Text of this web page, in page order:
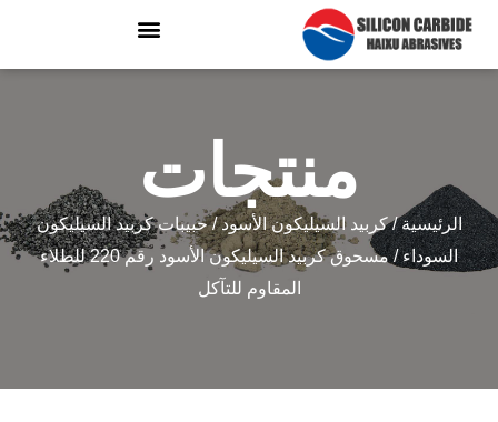
منتجات
الرئيسية/كربيد السيليكون الأسود/حبيبات كربيد السيليكون
السوداء
/ مسحوق كربيد السيليكون الأسود رقم 220 للطلاء
المقاوم للتآكل